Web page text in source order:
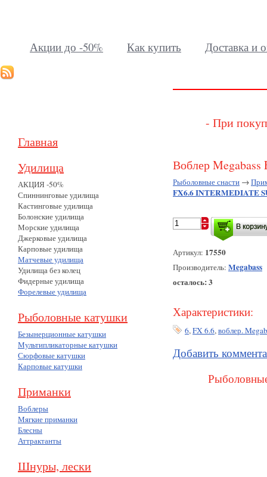
Акции до -50% Как купить Доставка и
Главная
Удилища
АКЦИЯ -50%
Спиннинговые удилища
Кастинговые удилища
Болонские удилища
Морские удилища
Джерковые удилища
Карповые удилища
Матчевые удилища
Удилища без колец
Фидерные удилища
Форелевые удилища
Рыболовные катушки
Безынерционные катушки
Мультипликаторные катушки
Сюрфовые катушки
Карповые катушки
Приманки
Воблеры
Мягкие приманки
Блесны
Аттрактанты
Шнуры, лески
- При
Воблер
Рыболовные снасти →
FX6.6 INTERMEDIATE
Артикул: 17550
Производитель: Megabass
осталось: 3
Характеристики:
6,FX 6.6,воблер.
Добавить